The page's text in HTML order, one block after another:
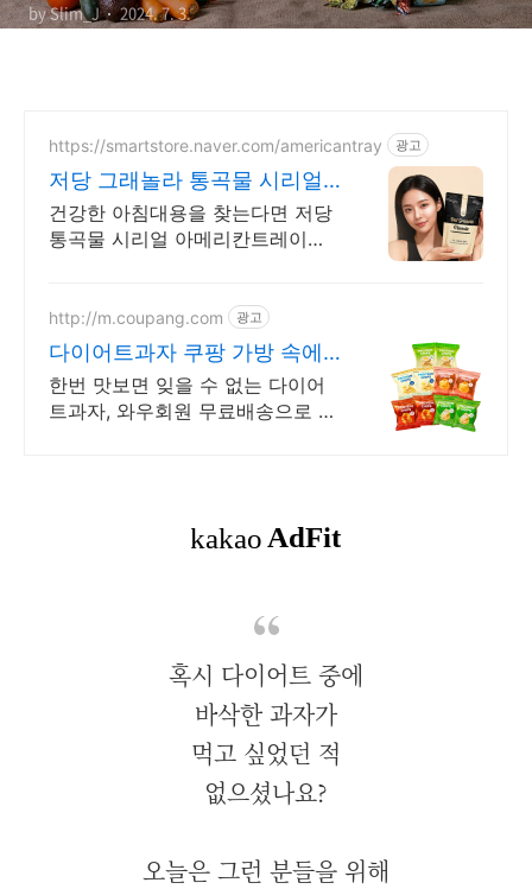
by Slim_J 2024. 7. 3.
https://smartstore.naver.com/americantray 광고
저당 그래놀라 통곡물 시리얼
저당 수제 요거트 토핑
건강한 아침대용을 찾는다면 저당
통곡물 시리얼 아메리칸트레이에
통곡물 시리얼
http://m.coupang.com 광고
다이어트과자 쿠팡 가방 속에
쏙, 휴대 간편
한번 맛보면 잊을 수 없는 다이어
트과자, 와우회원 무료배송으로 만
혹시 다이어트 중에
바삭한 과자가
먹고 싶었던 적
없으셨나요?
오늘은 그런 분들을 위해